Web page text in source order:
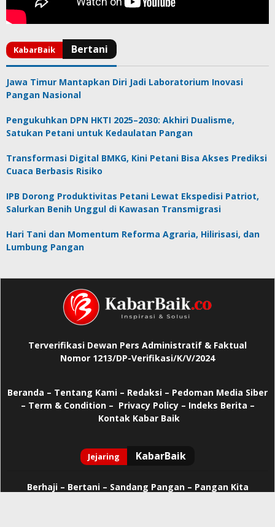
Jawa Timur Mantapkan Diri Jadi Laboratorium Inovasi
Pangan Nasional
Pengukuhkan DPN HKTI 2025–2030: Akhiri Dualisme,
Satukan Petani untuk Kedaulatan Pangan
Transformasi Digital BMKG, Kini Petani Bisa Akses Prediksi
Cuaca Berbasis Risiko
IPB Dorong Produktivitas Petani Lewat Ekspedisi Patriot,
Salurkan Benih Unggul di Kawasan Transmigrasi
Hari Tani dan Momentum Reforma Agraria, Hilirisasi, dan
Lumbung Pangan
Terverifikasi Dewan Pers Administratif & Faktual
Nomor 1213/DP-Verifikasi/K/V/2024
Beranda – Tentang Kami – Redaksi – Pedoman Media Siber
– Term & Condition – Privacy Policy– Indeks Berita –
Kontak Kabar Baik
Berhaji– Bertani – Sandang Pangan – Pangan Kita